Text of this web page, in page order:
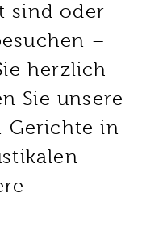
sind oder
–
herzlich
Sie unsere
Gerichte in